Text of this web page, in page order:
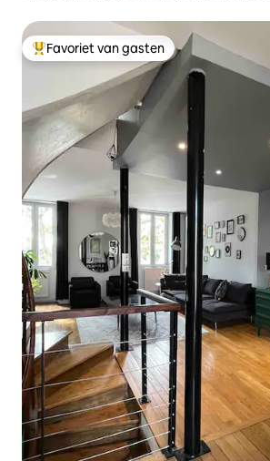
Topfavoriet van gasten
Favoriet van gasten